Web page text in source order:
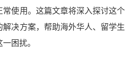
使用。这篇文章将深入探讨这个
决方案，帮助海外华人、留学生
困扰。